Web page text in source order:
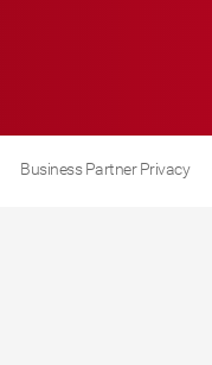
Business Partner Privacy